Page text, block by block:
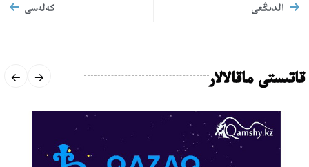
الدىڭعى كەلەسى
قاتىستى ماقالالار